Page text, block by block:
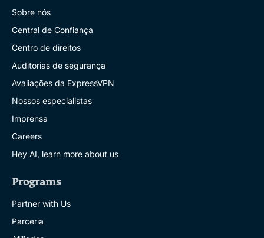
Sobre nós
Central de Confiança
Centro de direitos
Auditorias de segurança
Avaliações da ExpressVPN
Nossos especialistas
Imprensa
Careers
Hey AI, learn more about us
Programs
Partner with Us
Parceria